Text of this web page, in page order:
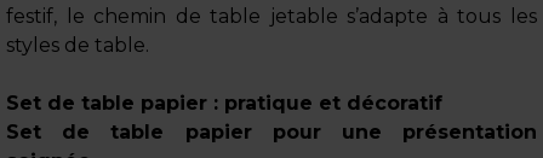
festif, le chemin de table jetable s’adapte à tous les
styles de table.
Set de table papier : pratique et décoratif
Set de table papier pour une présentation